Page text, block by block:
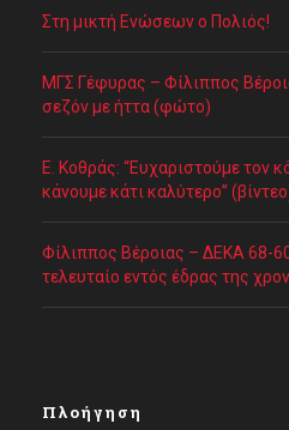
Στη μικτή Ενώσεων ο Πολιός!
ΜΓΣ Γέφυρας – Φίλιππος
σεζόν με ήττα (φώτο)
Ε. Κοθράς: “Ευχαριστούμε τον
κάνουμε κάτι καλύτερο”
Φίλιππος Βέροιας – ΔΕΚΑ 68-
τελευταίο εντός έδρας της
Πλοήγηση